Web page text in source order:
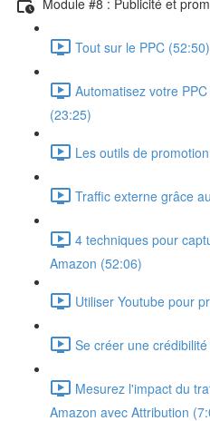
Tout sur le PPC (52:50)
Automatisez votre
(23:25)
Les outils de
Traffic externe grâce
4 techniques pour
Amazon (52:06)
Utiliser Youtube pour
Se créer une
Mesurez l'impact du
Amazon avec Attribution